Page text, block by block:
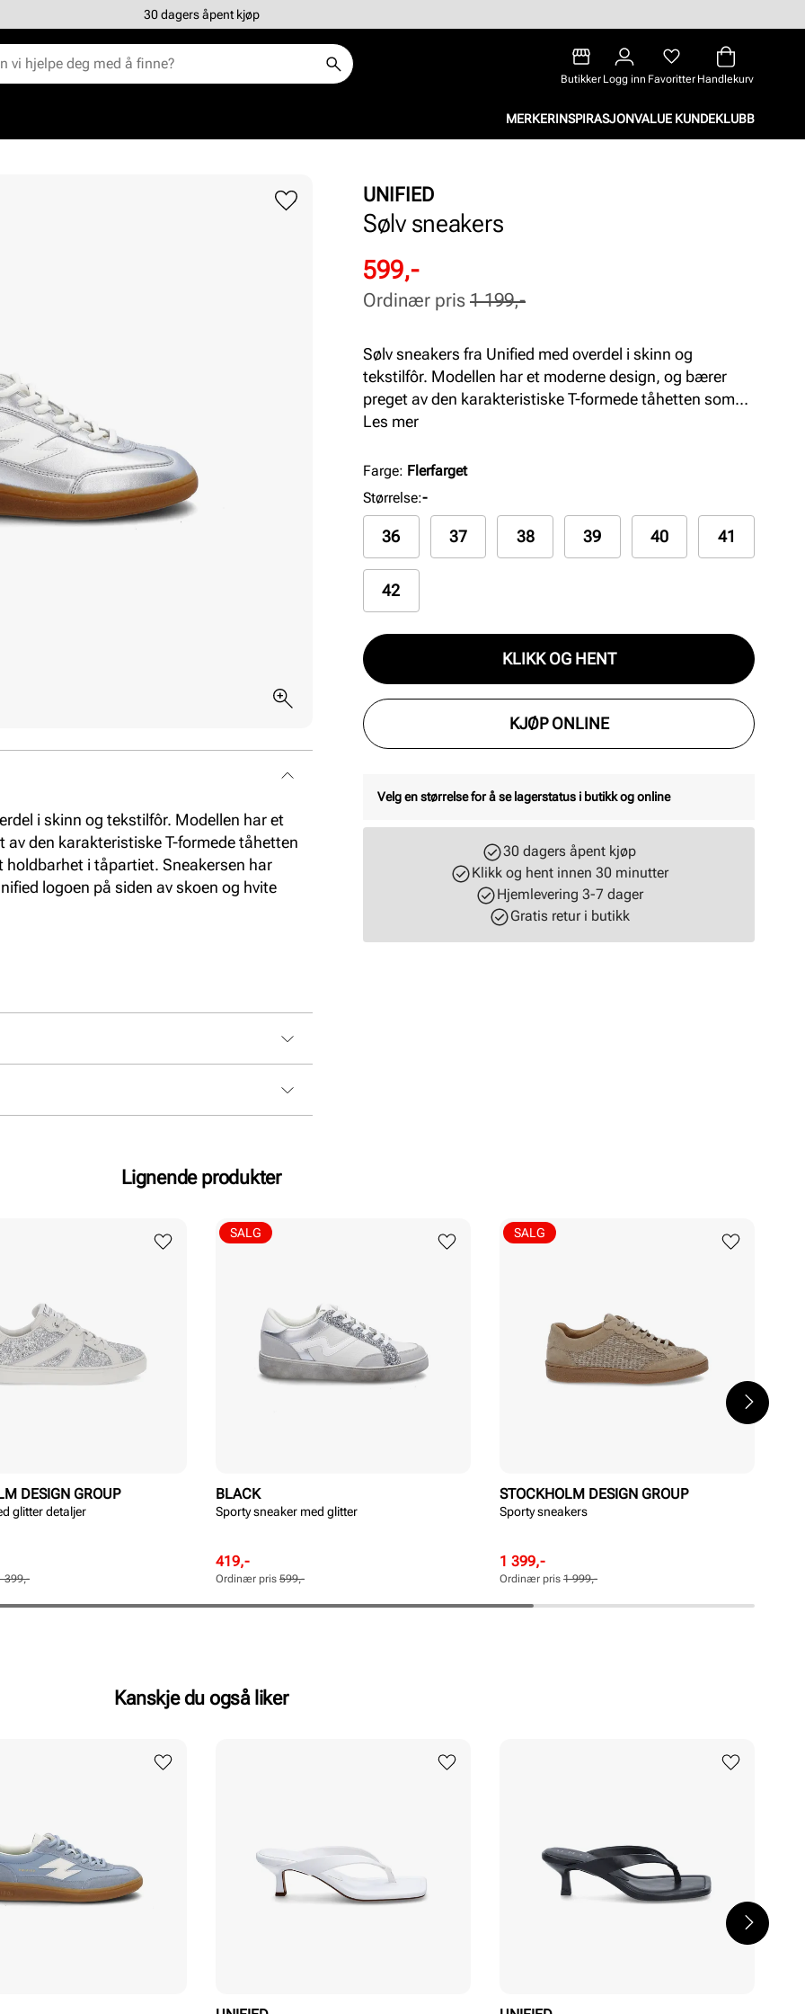
30 dagers åpent kjøp
Butikker Logg inn Favoritter Handlekurv
MERKERINSPIRASJONVALUE KUNDEKLUBB
i skinn og tekstilfôr. Modellen har et
den karakteristiske T-formede tåhetten
i tåpartiet. Sneakersen har
logoen på siden av skoen og hvite
UNIFIED
Sølv sneakers
Rabattert
pris
Pris
599,-
Ordinær
pris
Pris
Ordinær pris 1 199,-
Sølv sneakers fra Unified med overdel i skinn og
tekstilfôr. Modellen har et moderne design, og bærer
preget av den karakteristiske T-formede tåhetten som
gir ekstra beskyttelse og økt holdbarhet i tåpartiet.
logoen på siden av skoen og hvite detaljer.
Les mer
Farge: Flerfarget
Størrelse:-
36 37 38 39 40 41
42
KLIKK OG HENT
KJØP ONLINE
Velg en størrelse for å se lagerstatus i butikk og online
30 dagers åpent kjøp
Klikk og hent innen 30 minutter
Hjemlevering 3-7 dager
Gratis retur i butikk
Lignende produkter
DESIGN GROUP
glitter detaljer
399,-
BLACK
Sporty sneaker med glitter
Rabattert
pris
Pris
419,-
Ordinær
pris
Pris
Ordinær pris 599,-
SALG
STOCKHOLM DESIGN GROUP
Sporty sneakers
Rabattert
pris
Pris
1 399,-
Ordinær
pris
Pris
Ordinær pris 1 999,-
SALG
Kanskje du også liker